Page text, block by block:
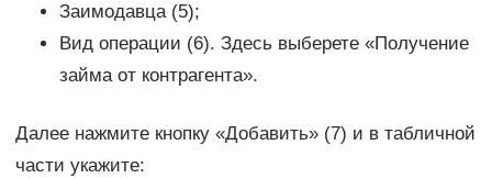
Заимодавца (5);
Вид операции (6). Здесь выберете «Получение
займа от контрагента».
Далее нажмите кнопку «Добавить» (7) и в табличной
части укажите: